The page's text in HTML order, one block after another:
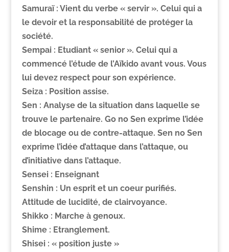
Samuraï : Vient du verbe « servir ». Celui qui a
le devoir et la responsabilité de protéger la
société.
Sempai : Etudiant « senior ». Celui qui a
commencé l’étude de l’Aïkido avant vous. Vous
lui devez respect pour son expérience.
Seiza : Position assise.
Sen : Analyse de la situation dans laquelle se
trouve le partenaire. Go no Sen exprime l’idée
de blocage ou de contre-attaque. Sen no Sen
exprime l’idée d’attaque dans l’attaque, ou
d’initiative dans l’attaque.
Sensei : Enseignant
Senshin : Un esprit et un coeur purifiés.
Attitude de lucidité, de clairvoyance.
Shikko : Marche à genoux.
Shime : Etranglement.
Shisei : « position juste »